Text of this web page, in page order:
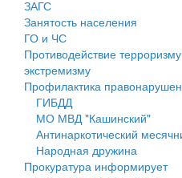
Оценка регулирующего
Деятельность МУ
Нормативы
Правила землепользования
Генеральные планы
ЗАГС
Занятость населения
ГО и ЧС
Противодействие
экстремизму
Профилактика
ГИБДД
МО МВД "Кашинский"
Антинаркотический
Народная дружина
Прокуратура информирует